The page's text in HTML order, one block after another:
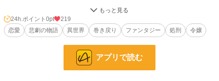
ならばせめて私の手で貴方を殺そうと思います……
24h.ポイント 0pt
219
恋愛
悲劇の物語 異世界 巻き戻り ファンタジー 処刑 令嬢
アプリで読む